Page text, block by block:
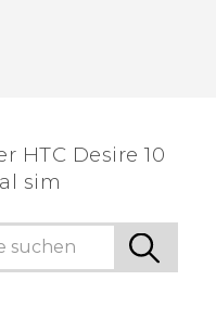
HTC Desire 10
sim